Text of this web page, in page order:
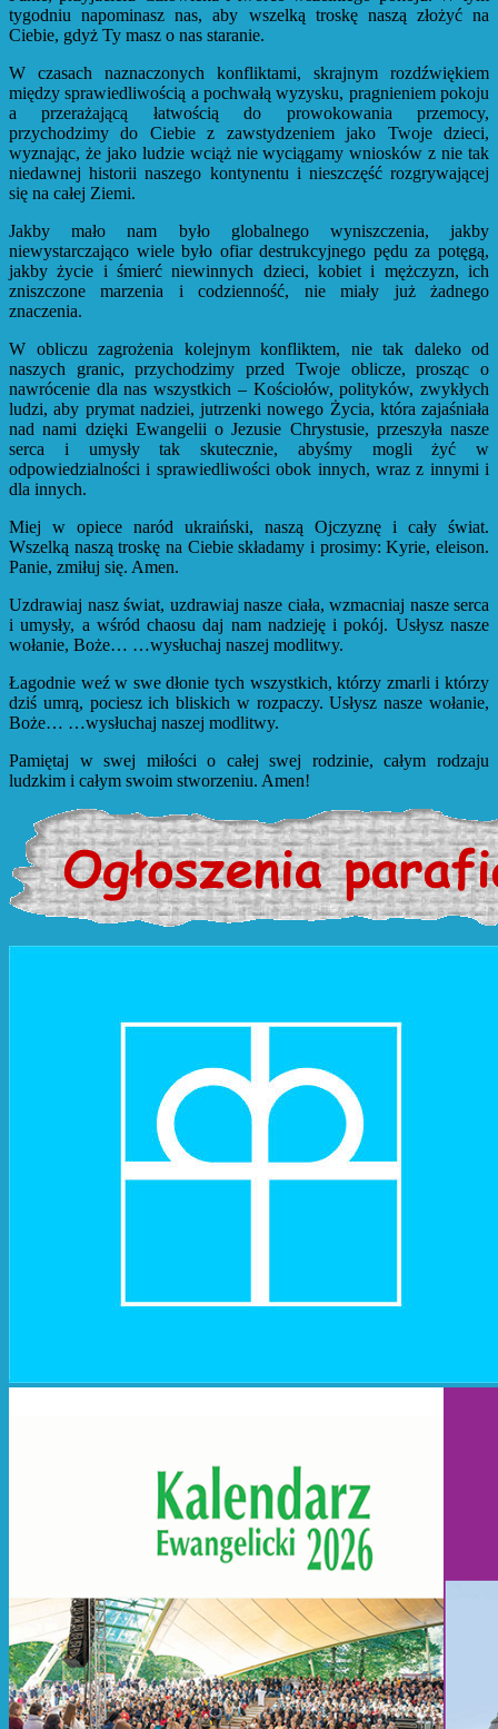
tygodniu napominasz nas, aby wszelką troskę naszą złożyć na
Ciebie, gdyż Ty masz o nas staranie.
W czasach naznaczonych konfliktami, skrajnym rozdźwiękiem
między sprawiedliwością a pochwałą wyzysku, pragnieniem pokoju
a przerażającą łatwością do prowokowania przemocy,
przychodzimy do Ciebie z zawstydzeniem jako Twoje dzieci,
wyznając, że jako ludzie wciąż nie wyciągamy wniosków z nie tak
niedawnej historii naszego kontynentu i nieszczęść rozgrywającej
się na całej Ziemi.
Jakby mało nam było globalnego wyniszczenia, jakby
niewystarczająco wiele było ofiar destrukcyjnego pędu za potęgą,
jakby życie i śmierć niewinnych dzieci, kobiet i mężczyzn, ich
zniszczone marzenia i codzienność, nie miały już żadnego
znaczenia.
W obliczu zagrożenia kolejnym konfliktem, nie tak daleko od
naszych granic, przychodzimy przed Twoje oblicze, prosząc o
nawrócenie dla nas wszystkich – Kościołów, polityków, zwykłych
ludzi, aby prymat nadziei, jutrzenki nowego Życia, która zajaśniała
nad nami dzięki Ewangelii o Jezusie Chrystusie, przeszyła nasze
serca i umysły tak skutecznie, abyśmy mogli żyć w
odpowiedzialności i sprawiedliwości obok innych, wraz z innymi i
dla innych.
Miej w opiece naród ukraiński, naszą Ojczyznę i cały świat.
Wszelką naszą troskę na Ciebie składamy i prosimy: Kyrie, eleison.
Panie, zmiłuj się. Amen.
Uzdrawiaj nasz świat, uzdrawiaj nasze ciała, wzmacniaj nasze serca
i umysły, a wśród chaosu daj nam nadzieję i pokój. Usłysz nasze
wołanie, Boże… …wysłuchaj naszej modlitwy.
Łagodnie weź w swe dłonie tych wszystkich, którzy zmarli i którzy
dziś umrą, pociesz ich bliskich w rozpaczy. Usłysz nasze wołanie,
Boże… …wysłuchaj naszej modlitwy.
Pamiętaj w swej miłości o całej swej rodzinie, całym rodzaju
ludzkim i całym swoim stworzeniu. Amen!